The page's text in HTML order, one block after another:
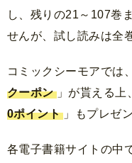
し、残りの21～107巻
せんが、試し読みは全
コミックシーモアでは
クーポン 」が貰える上
0ポイント 」もプレゼ
各電子書籍サイトの中